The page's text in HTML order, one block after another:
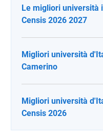
Le migliori università
Censis 2026 2027
Migliori università
Camerino
Migliori università
Censis 2026